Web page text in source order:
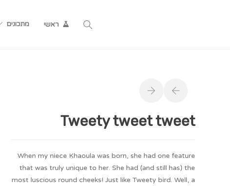
מתכונים ראשי
Tweety tweet tweet
When my niece Khaoula was born, she had one feature
that was truly unique to her. She had (and still has) the
most luscious round cheeks! Just like Tweety bird. Well, a